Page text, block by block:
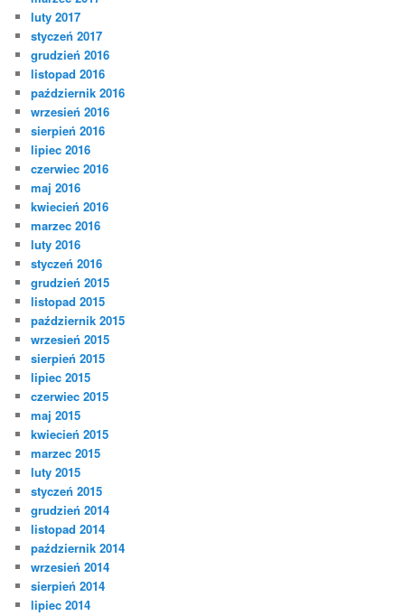
luty 2017
styczeń 2017
grudzień 2016
listopad 2016
październik 2016
wrzesień 2016
sierpień 2016
lipiec 2016
czerwiec 2016
maj 2016
kwiecień 2016
marzec 2016
luty 2016
styczeń 2016
grudzień 2015
listopad 2015
październik 2015
wrzesień 2015
sierpień 2015
lipiec 2015
czerwiec 2015
maj 2015
kwiecień 2015
marzec 2015
luty 2015
styczeń 2015
grudzień 2014
listopad 2014
październik 2014
wrzesień 2014
sierpień 2014
lipiec 2014